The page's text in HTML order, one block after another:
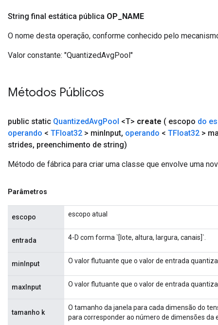
String final estática pública OP NAME
O nome desta operação, conforme conhecido pelo
Valor constante: "QuantizedAvgPool"
Métodos Públicos
public static QuantizedAvgPool <T> create ( escopo do
operando < TFloat32 > minInput, operando < TFloat32 >
strides, preenchimento de string)
Método de fábrica para criar uma classe que envolve uma
Parâmetros
escopo escopo atual
entrada 4-D com forma `[lote, altura, largura, canais]`.
minInput O valor flutuante que o valor de entrada
maxInput O valor flutuante que o valor de entrada
tamanho k
O tamanho da janela para cada dimensão do
para corresponder ao número de dimensões da